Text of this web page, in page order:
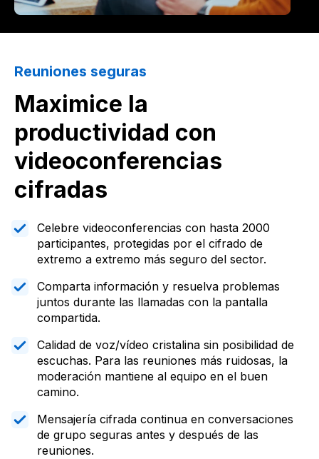
Reuniones seguras
Maximice la
productividad con
videoconferencias
cifradas
Celebre videoconferencias con hasta 2000
participantes, protegidas por el cifrado de
extremo a extremo más seguro del sector.
Comparta información y resuelva problemas
juntos durante las llamadas con la pantalla
compartida.
Calidad de voz/vídeo cristalina sin posibilidad de
escuchas. Para las reuniones más ruidosas, la
moderación mantiene al equipo en el buen
camino.
Mensajería cifrada continua en conversaciones
de grupo seguras antes y después de las
reuniones.